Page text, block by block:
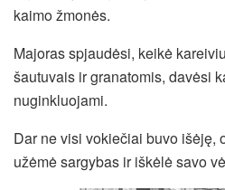
kaimo žmonės.
Majoras spjaudėsi, keikė
šautuvais ir granatomis, davėsi
nuginkluojami.
Dar ne visi vokiečiai buvo išėję,
užėmė sargybas ir iškėlė savo